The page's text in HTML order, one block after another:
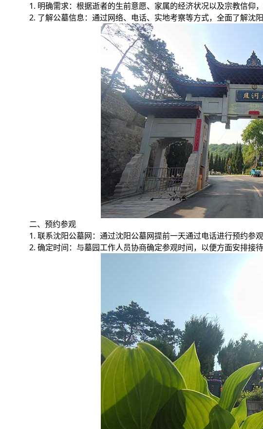
1. 明确需求：根据逝者的生前意愿、家属的经济状况以及宗教信仰
2. 了解公墓信息：通过网络、电话、实地考察等方式，全面了解沈
二、预约参观
1. 联系沈阳公墓网：通过沈阳公墓网提前一天通过电话进行预约参观
2. 确定时间：与墓园工作人员协商确定参观时间，以便方面安排接待